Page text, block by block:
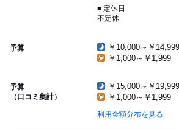
■ 定休日
不定休
予算
￥10,000～￥14,999
￥1,000～￥1,999
予算
（口コミ集計）
￥15,000～￥19,999
￥1,000～￥1,999
利用金額分布を見る